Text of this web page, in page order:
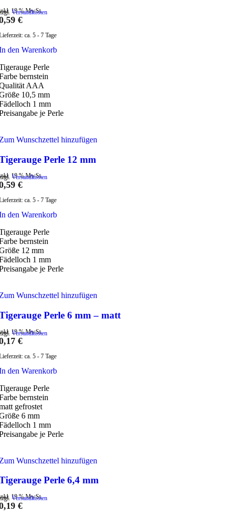
19 % MwSt.
Versandkosten
€
ca. 5 - 7 Tage
den Warenkorb
Perle
bernstein
AAA
10,5 mm
1 mm
je Perle
Wunschzettel hinzufügen
Perle 12 mm
19 % MwSt.
Versandkosten
€
ca. 5 - 7 Tage
den Warenkorb
Perle
bernstein
12 mm
1 mm
je Perle
Wunschzettel hinzufügen
Perle 6 mm – matt
19 % MwSt.
Versandkosten
€
ca. 5 - 7 Tage
den Warenkorb
Perle
bernstein
gefrostet
6 mm
1 mm
je Perle
Wunschzettel hinzufügen
Perle 6,4 mm
19 % MwSt.
Versandkosten
€